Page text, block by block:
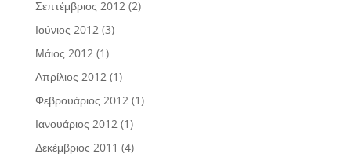
Σεπτέμβριος 2012(2)
Ιούνιος 2012(3)
Μάιος 2012(1)
Απρίλιος 2012(1)
Φεβρουάριος 2012(1)
Ιανουάριος 2012(1)
Δεκέμβριος 2011 (4)